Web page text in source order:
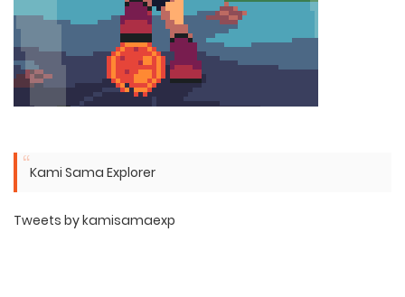
Kami Sama Explorer
Tweets by kamisamaexp